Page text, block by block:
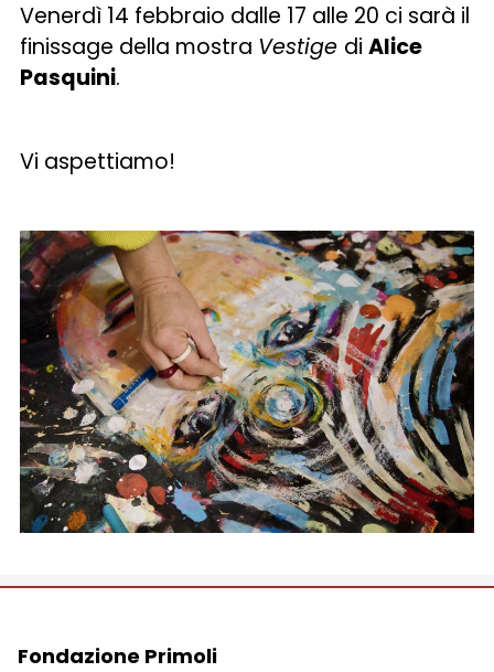
Venerdì 14 febbraio dalle 17 alle 20 ci sarà il
finissage della mostra Vestige diAlice
Pasquini.
Vi aspettiamo!
Fondazione Primoli